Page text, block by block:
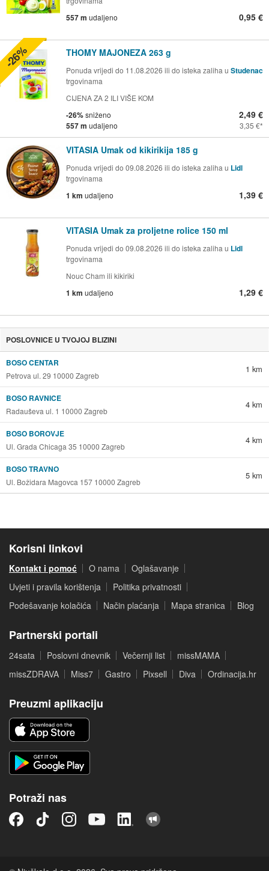
557 m udaljeno 0,95 €
THOMY MAJONEZA 263 g
Ponuda vrijedi do 11.08.2026 ili do isteka zaliha u Studenac
trgovinama
CIJENA ZA 2 ILI VIŠE KOM
-26%sniženo
557 m udaljeno
2,49 €
3,35 €
-26%
VITASIA Umak od kikirikija 185 g
Ponuda vrijedi do 09.08.2026 ili do isteka zaliha u Lidl
trgovinama
1 km udaljeno 1,39 €
VITASIA Umak za proljetne rolice 150 ml
Ponuda vrijedi do 09.08.2026 ili do isteka zaliha u Lidl
trgovinama
Nouc Cham ili kikiriki
1 km udaljeno 1,29 €
POSLOVNICE U TVOJOJ BLIZINI
BOSO CENTAR
Petrova ul. 29 10000 Zagreb
1 km
BOSO RAVNICE
Radauševa ul. 1 10000 Zagreb
4 km
BOSO BOROVJE
Ul. Grada Chicaga 35 10000 Zagreb
4 km
BOSO TRAVNO
Ul. Božidara Magovca 157 10000 Zagreb
5 km
Korisni linkovi
Kontakt i pomoć O nama
Oglašavanje
Uvjeti i pravila korištenja
Politika privatnosti
Podešavanje kolačića
Način plaćanja Mapa stranica Blog
Partnerski portali
24sata Poslovni dnevnik Večernji list
missMAMA
missZDRAVA
Miss7 Gastro Pixsell Diva Ordinacija.hr
Preuzmi aplikaciju
Potraži nas